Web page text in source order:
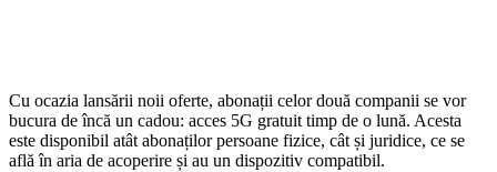
Cu ocazia lansării noii oferte, abonații celor două companii se vor
bucura de încă un cadou: acces 5G gratuit timp de o lună. Acesta
este disponibil atât abonaților persoane fizice, cât și juridice, ce se
află în aria de acoperire și au un dispozitiv compatibil.